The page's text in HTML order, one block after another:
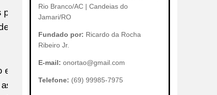
piores do
pediu
eu
escolas
Rio Branco/AC | Candeias do
Jamari/RO
Fundado por: Ricardo da Rocha
Ribeiro Jr.
E-mail: onortao@gmail.com
Telefone: (69) 99985-7975